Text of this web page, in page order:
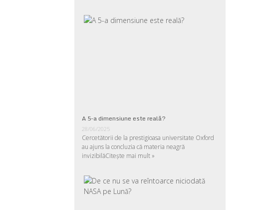
A 5-a dimensiune este reală?
28/06/2025
Cercetătorii de la prestigioasa universitate Oxford
au ajuns la concluzia că materia neagră
invizibilăCitește mai mult »